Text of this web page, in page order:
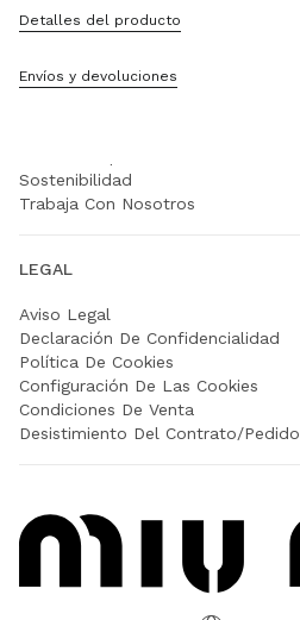
Detalles del producto
Envíos y devoluciones
Preguntas Frecuentes
Sostenibilidad
Trabaja Con Nosotros
LEGAL
Aviso Legal
Declaración De Confidencialidad
Política De Cookies
Configuración De Las Cookies
Condiciones De Venta
Desistimiento Del Contrato/Pedido